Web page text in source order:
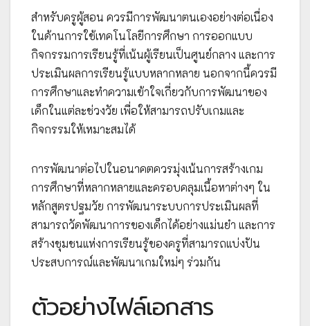
สำหรับครูผู้สอน ควรมีการพัฒนาตนเองอย่างต่อเนื่อง
ในด้านการใช้เทคโนโลยีการศึกษา การออกแบบ
กิจกรรมการเรียนรู้ที่เน้นผู้เรียนเป็นศูนย์กลาง และการ
ประเมินผลการเรียนรู้แบบหลากหลาย นอกจากนี้ควรมี
การศึกษาและทำความเข้าใจเกี่ยวกับการพัฒนาของ
เด็กในแต่ละช่วงวัย เพื่อให้สามารถปรับเกมและ
กิจกรรมให้เหมาะสมได้
การพัฒนาต่อไปในอนาคตควรมุ่งเน้นการสร้างเกม
การศึกษาที่หลากหลายและครอบคลุมเนื้อหาต่างๆ ใน
หลักสูตรปฐมวัย การพัฒนาระบบการประเมินผลที่
สามารถวัดพัฒนาการของเด็กได้อย่างแม่นยำ และการ
สร้างชุมชนแห่งการเรียนรู้ของครูที่สามารถแบ่งปัน
ประสบการณ์และพัฒนาเกมใหม่ๆ ร่วมกัน
ตัวอย่างไฟล์เอกสาร